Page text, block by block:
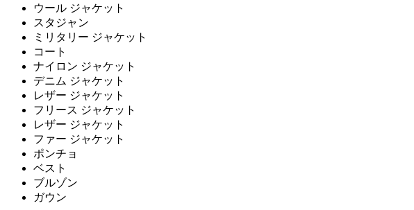
ウール ジャケット
スタジャン
ミリタリー ジャケット
コート
ナイロン ジャケット
デニム ジャケット
レザー ジャケット
フリース ジャケット
レザー ジャケット
ファー ジャケット
ポンチョ
ベスト
ブルゾン
ガウン